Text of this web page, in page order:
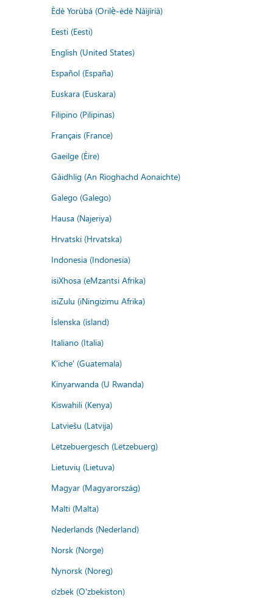
Èdè Yorùbá (Orilẹ̀-èdè Nàìjíríà)
Eesti (Eesti)
English (United States)
Español (España)
Euskara (Euskara)
Filipino (Pilipinas)
Français (France)
Gaeilge (Éire)
Gàidhlig (An Rìoghachd Aonaichte)
Galego (Galego)
Hausa (Najeriya)
Hrvatski (Hrvatska)
Indonesia (Indonesia)
isiXhosa (eMzantsi Afrika)
isiZulu (iNingizimu Afrika)
Íslenska (ísland)
Italiano (Italia)
K'iche' (Guatemala)
Kinyarwanda (U Rwanda)
Kiswahili (Kenya)
Latviešu (Latvija)
Lëtzebuergesch (Lëtzebuerg)
Lietuvių (Lietuva)
Magyar (Magyarország)
Malti (Malta)
Nederlands (Nederland)
Norsk (Norge)
Nynorsk (Noreg)
o'zbek (O'zbekiston)